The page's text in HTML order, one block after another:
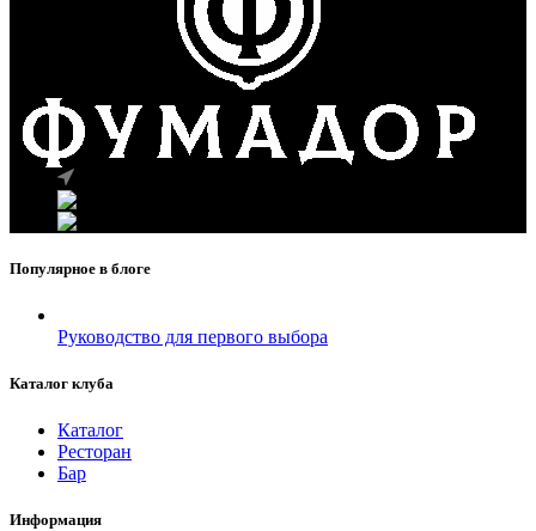
Популярное в блоге
Руководство для первого выбора
Каталог клуба
Каталог
Ресторан
Бар
Информация